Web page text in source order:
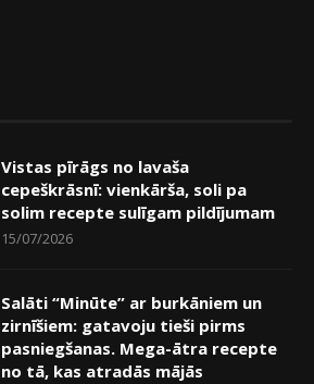
Vistas pīrāgs no lavaša
cepeškrāsnī: vienkārša, soli pa
solim recepte sulīgam pildījumam
15/07/2026
Salāti “Minūte” ar burkāniem un
zirnīšiem: gatavoju tieši pirms
pasniegšanas. Mega-ātra recepte
no tā, kas atradās mājās